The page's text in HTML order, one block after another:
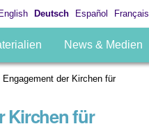
Deutsch Español Français
News & Medien
der Kirchen für
Kirchen für